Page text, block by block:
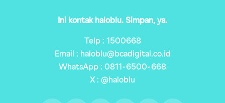
Ini kontak haloblu. Simpan, ya.
Telp : 1500668
Email : haloblu@bcadigital.co.id
WhatsApp : 0811-6500-668
X : @haloblu